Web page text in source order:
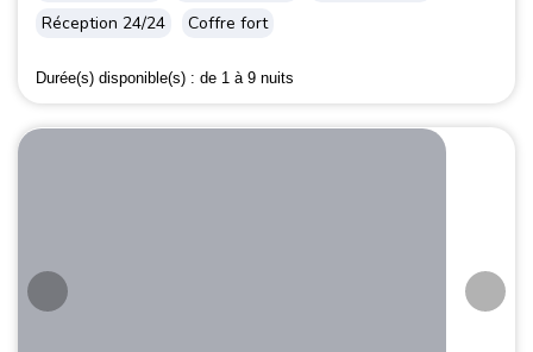
Réception 24/24
Coffre fort
Durée(s) disponible(s) : de 1 à 9 nuits